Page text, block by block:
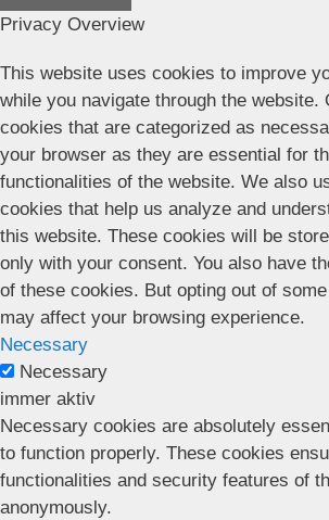
Privacy Overview
This website uses cookies to improve
while you navigate through the website.
cookies that are categorized as
your browser as they are essential for
functionalities of the website. We also
cookies that help us analyze and
this website. These cookies will be
only with your consent. You also have
of these cookies. But opting out of
may affect your browsing experience.
Necessary
Necessary
immer aktiv
Necessary cookies are absolutely
to function properly. These cookies
functionalities and security features of
anonymously.